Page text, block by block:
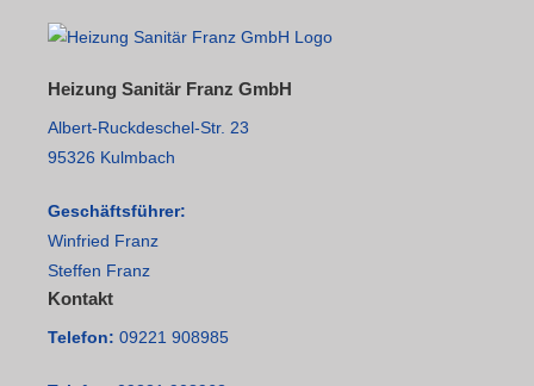
Heizung Sanitär Franz GmbH
Albert-Ruckdeschel-Str. 23
95326 Kulmbach
Geschäftsführer:
Winfried Franz
Steffen Franz
Kontakt
Telefon: 09221 908985